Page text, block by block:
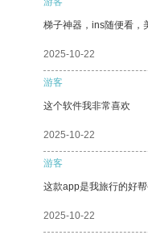
梯子神器，ins随便看，
2025-10-22
游客
这个软件我非常喜欢
2025-10-22
游客
这款app是我旅行的好
2025-10-22